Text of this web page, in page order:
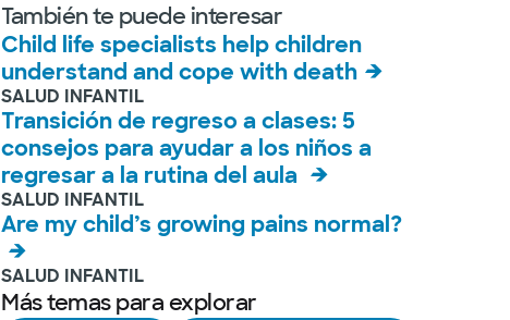
También te puede interesar
Child life specialists help children
understand and cope with death
SALUD INFANTIL
Transición de regreso a clases: 5
consejos para ayudar a los niños a
regresar a la rutina del aula
SALUD INFANTIL
Are my child’s growing pains normal?
SALUD INFANTIL
Más temas para explorar